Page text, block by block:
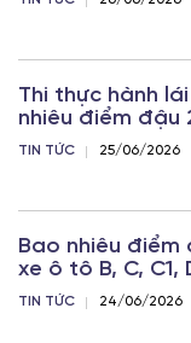
Thi thực hành
nhiêu điểm đậu
TIN TỨC 25/06/2026
Bao nhiêu điểm
xe ô tô B, C, C1,
TIN TỨC 24/06/2026